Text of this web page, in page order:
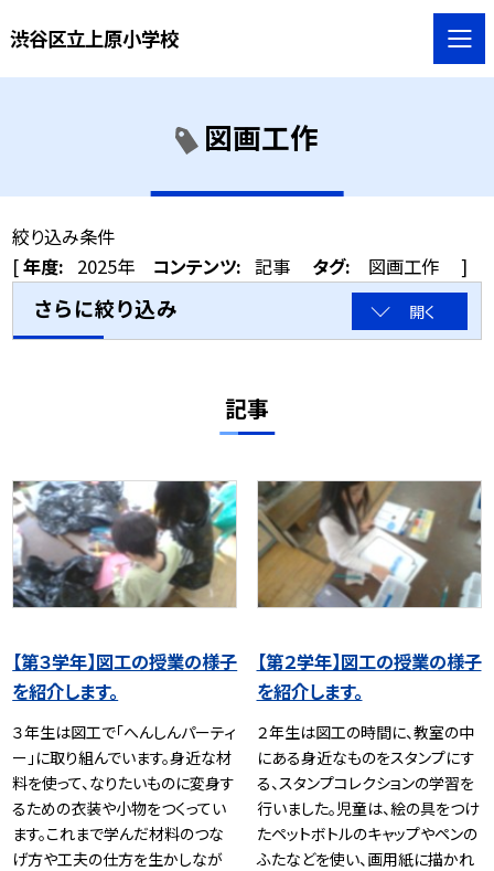
渋谷区立上原小学校
図画工作
絞り込み条件
[年度: 2025年 コンテンツ: 記事 タグ: 図画工作 ]
さらに絞り込み 開く
記事
【第３学年】図工の授業の様子
を紹介します。
３年生は図工で「へんしんパーティ
ー」に取り組んでいます。身近な材
料を使って、なりたいものに変身す
るための衣装や小物をつくってい
ます。これまで学んだ材料のつな
げ方や工夫の仕方を生かしなが
【第２学年】図工の授業の様子
を紹介します。
２年生は図工の時間に、教室の中
にある身近なものをスタンプにす
る、スタンプコレクションの学習を
行いました。児童は、絵の具をつけ
たペットボトルのキャップやペンの
ふたなどを使い、画用紙に描かれ